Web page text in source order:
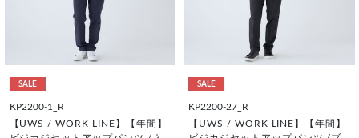
SALE
KP2200-1_R
【UWS / WORK LINE】【年間】
SALE
KP2200-27_R
【UWS / WORK LINE】【年間】